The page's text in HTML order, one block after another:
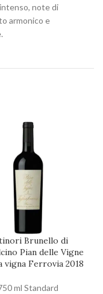
note di
armonico e
Brunello di
Pian delle Vigne
vigna Ferrovia 2018
ml Standard